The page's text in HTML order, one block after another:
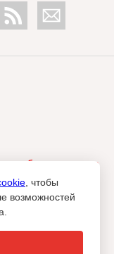
брендингового
только при
, чтобы
возможностей